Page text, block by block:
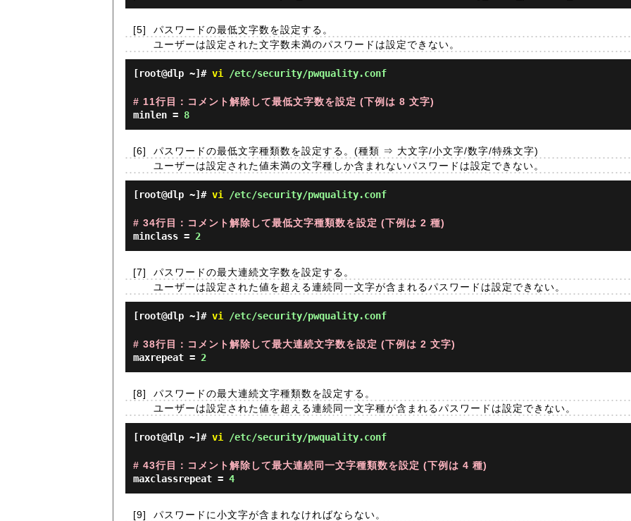
[5]
パスワードの最低文字数を設定する。
ユーザーは設定された文字数未満のパスワードは設定できない。
[root@dlp ~]# vi /etc/security/pwquality.conf
# 11行目：コメント解除して最低文字数を設定 (下例は 8 文字)
minlen = 8
[6]
パスワードの最低文字種類数を設定する。(種類 ⇒ 大文字/小文字/数字/特殊文字)
ユーザーは設定された値未満の文字種しか含まれないパスワードは設定できない。
[root@dlp ~]# vi /etc/security/pwquality.conf
# 34行目：コメント解除して最低文字種類数を設定 (下例は 2 種)
minclass = 2
[7]
パスワードの最大連続文字数を設定する。
ユーザーは設定された値を超える連続同一文字が含まれるパスワードは設定できない。
[root@dlp ~]# vi /etc/security/pwquality.conf
# 38行目：コメント解除して最大連続文字数を設定 (下例は 2 文字)
maxrepeat = 2
[8]
パスワードの最大連続文字種類数を設定する。
ユーザーは設定された値を超える連続同一文字種が含まれるパスワードは設定できない。
[root@dlp ~]# vi /etc/security/pwquality.conf
# 43行目：コメント解除して最大連続同一文字種類数を設定 (下例は 4 種)
maxclassrepeat = 4
[9] パスワードに小文字が含まれなければならない。